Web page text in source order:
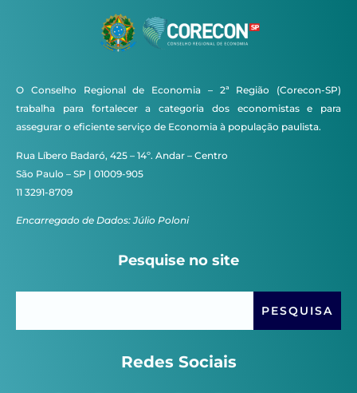
O Conselho Regional de Economia – 2ª Região (Corecon-SP)
trabalha para fortalecer a categoria dos economistas e para
assegurar o eficiente serviço de Economia à população paulista.
Rua Líbero Badaró, 425 – 14º. Andar – Centro
São Paulo – SP | 01009-905
11 3291-8709
Encarregado de Dados: Júlio Poloni
Pesquise no site
Redes Sociais